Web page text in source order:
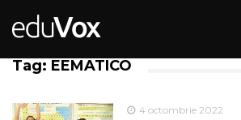
Tag: EEMATICO
4 octombrie 2022